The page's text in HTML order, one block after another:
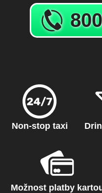
Non-stop taxi
Možnost platby